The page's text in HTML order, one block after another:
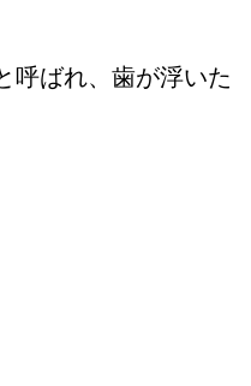
呼ばれ、歯が浮いた